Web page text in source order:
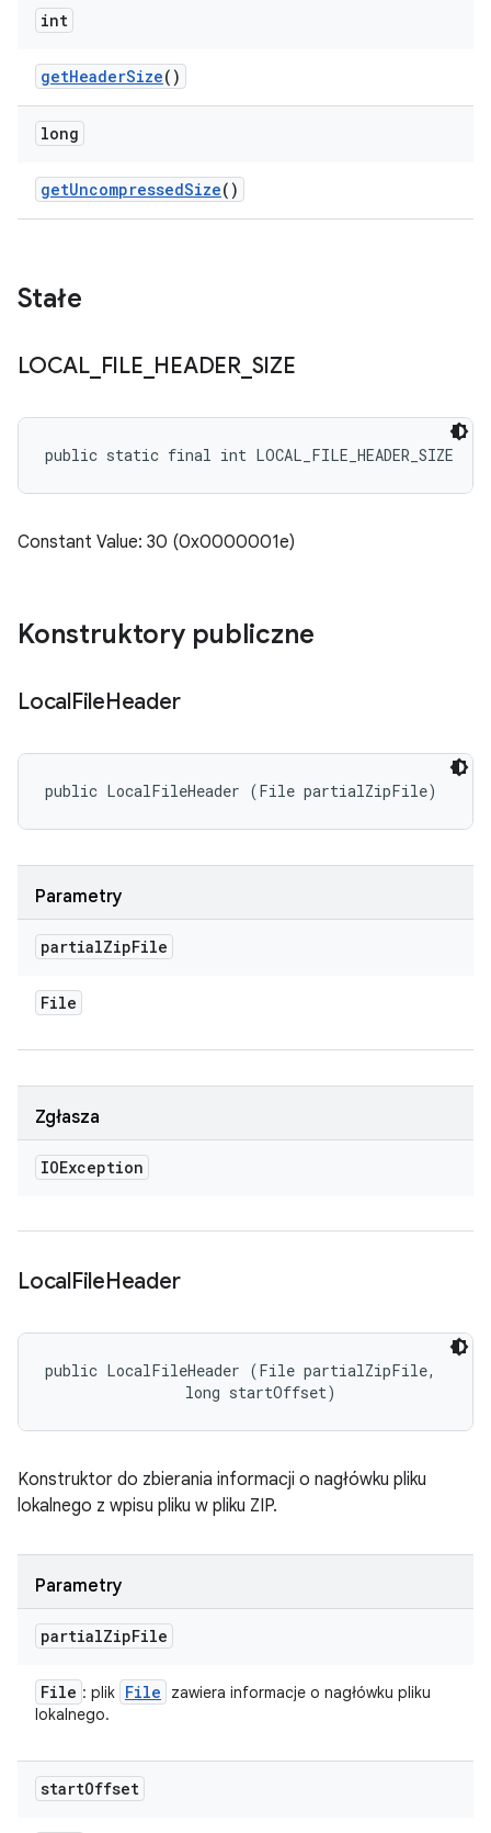
int
getHeaderSize()
long
getUncompressedSize()
Stałe
LOCAL_ FILE HEADER_ SIZE
public static final int LOCAL_FILE_HEADER_SIZE
Constant Value: 30 (0x0000001e)
Konstruktory publiczne
LocalFileHeader
public LocalFileHeader (File partialZipFile)
Parametry
partialZipFile
File
Zgłasza
IOException
LocalFileHeader
public LocalFileHeader (File partialZipFile,
                long startOffset)
Konstruktor do zbierania informacji o nagłówku pliku
lokalnego z wpisu pliku w pliku ZIP.
Parametry
partialZipFile
File : plik File
zawiera informacje o nagłówku pliku
lokalnego.
startOffset